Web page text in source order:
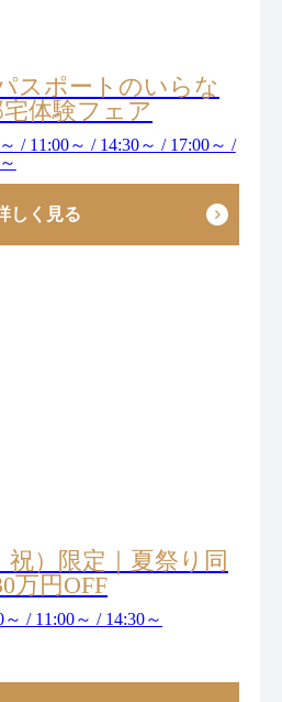
スポートのいらな
体験フェア
/ 11:00～ / 14:30～ / 17:00～ /
しく見る
祝）限定｜夏祭り同
万円OFF
～ / 11:00～ / 14:30～